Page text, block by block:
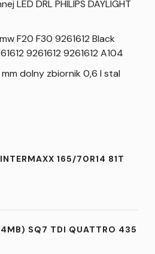
LED DRL PHILIPS DAYLIGHT
F20 F30 9261612 Black
9261612 9261612 A104
dolny zbiornik 0,6 l stal
165/70R14 81T
SQ7 TDI QUATTRO 435